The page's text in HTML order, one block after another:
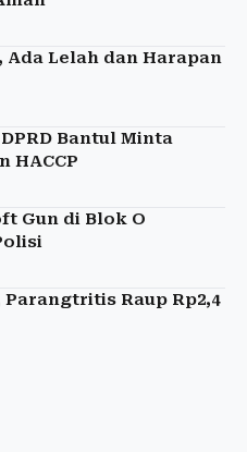
Ada Lelah dan Harapan
Bantul Minta
HACCP
Gun di Blok O
Raup Rp2,4